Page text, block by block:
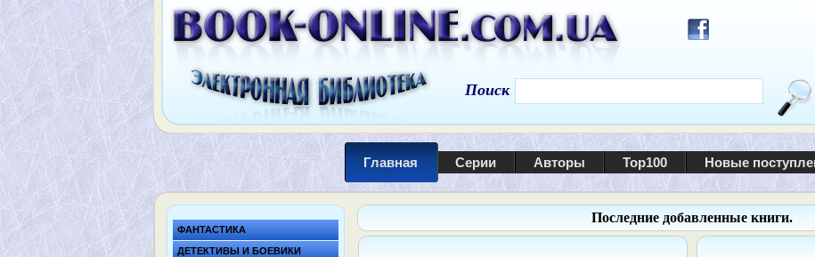
Поиск
Главная Серии Авторы Top100 Новые
ФАНТАСТИКА
ДЕТЕКТИВЫ И БОЕВИКИ
Последние добавленные книги.